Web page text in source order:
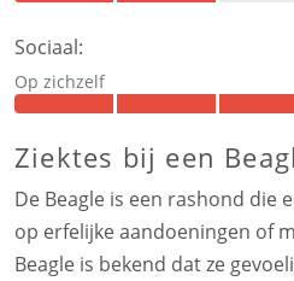
Sociaal:
Op zichzelf
Ziektes bij een
De Beagle is een rashond die
op erfelijke aandoeningen of
Beagle is bekend dat ze